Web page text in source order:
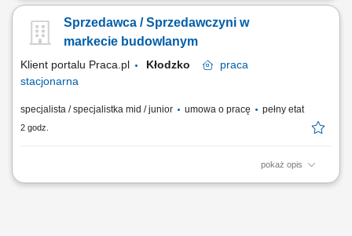
Sprzedawca / Sprzedawczyni w
markecie budowlanym
Klient portalu Praca.pl Kłodzko
praca
stacjonarna
specjalista / specjalistka mid / junior umowa o pracę pełny etat
2 godz.
pokaż opis
Codzienny kontakt z klientami i wsparcie ich w podejmowaniu decyzji